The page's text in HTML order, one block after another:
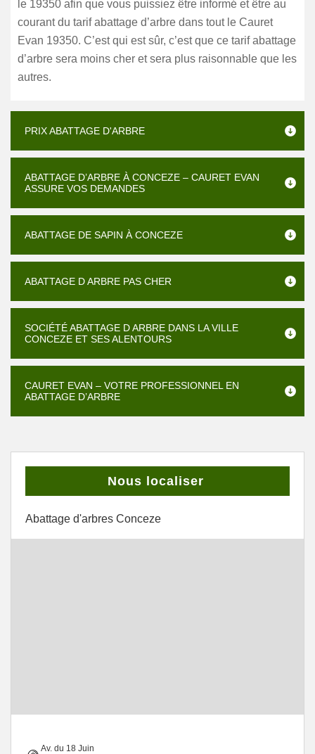
le 19350 afin que vous puissiez être informé et être au
courant du tarif abattage d’arbre dans tout le Cauret
Evan 19350. C’est qui est sûr, c’est que ce tarif abattage
d’arbre sera moins cher et sera plus raisonnable que les
autres.
PRIX ABATTAGE D'ARBRE
ABATTAGE D’ARBRE À CONCEZE – CAURET EVAN
ASSURE VOS DEMANDES
ABATTAGE DE SAPIN À CONCEZE
ABATTAGE D ARBRE PAS CHER
SOCIÉTÉ ABATTAGE D ARBRE DANS LA VILLE
CONCEZE ET SES ALENTOURS
CAURET EVAN – VOTRE PROFESSIONNEL EN
ABATTAGE D’ARBRE
Nous localiser
Abattage d'arbres Conceze
Av. du 18 Juin